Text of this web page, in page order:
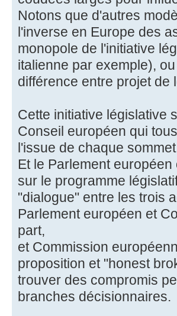
Notons que d'autres
l'inverse en Europe des
monopole de l'initiative
italienne par exemple),
différence entre projet de
Cette initiative législative
Conseil européen qui
l'issue de chaque
Et le Parlement
sur le programme
"dialogue" entre les trois
Parlement européen et
part,
et Commission
proposition et "honest
trouver des compromis
branches décisionnaires.